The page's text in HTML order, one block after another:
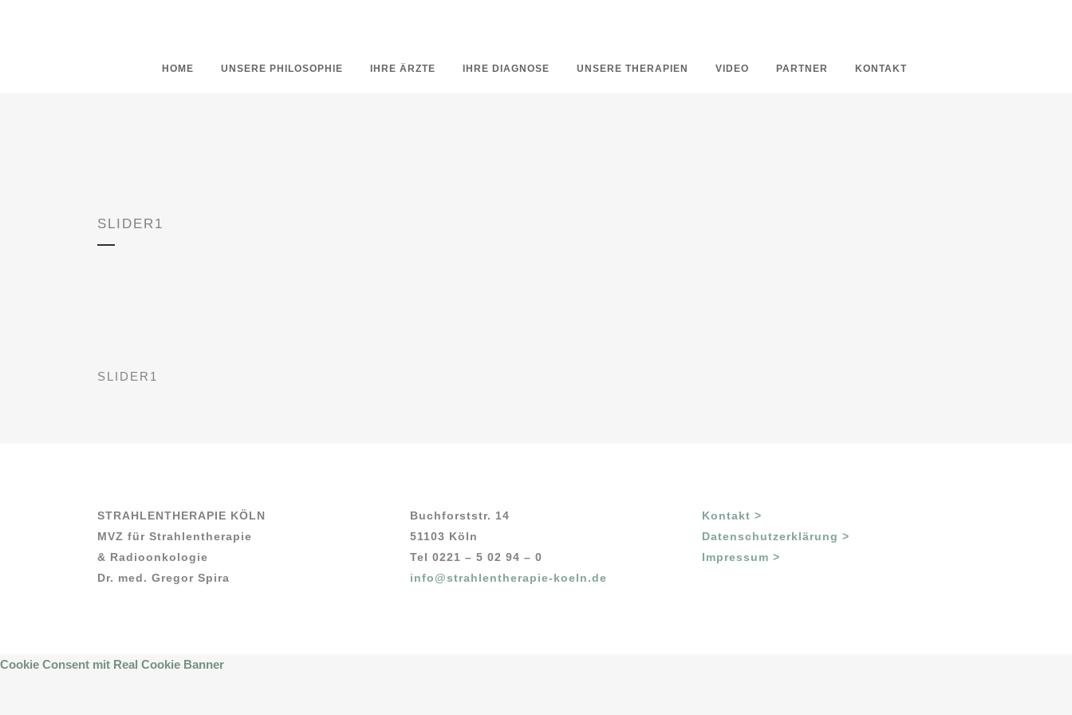
HOME UNSERE PHILOSOPHIE IHRE ÄRZTE IHRE DIAGNOSE UNSERE THERAPIEN VIDEO PARTNER KONTAKT
SLIDER1
SLIDER1
STRAHLENTHERAPIE KÖLN
MVZ für Strahlentherapie
& Radioonkologie
Dr. med. Gregor Spira
Buchforststr. 14
51103 Köln
Tel 0221 – 5 02 94 – 0
info@strahlentherapie-koeln.de
Kontakt >
Datenschutzerklärung >
Impressum >
Cookie Consent mit Real Cookie Banner